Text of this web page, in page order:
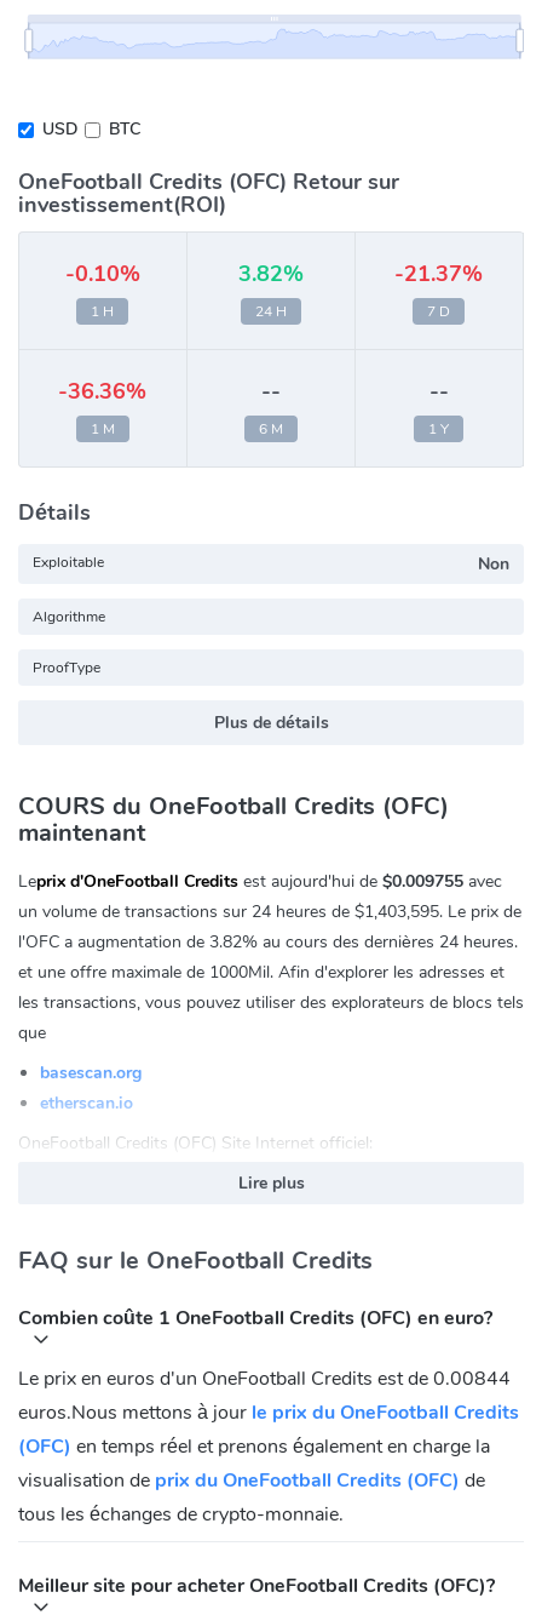
USD BTC
OneFootball Credits (OFC) Retour sur
investissement(ROI)
-0.10%
1 H
3.82%
24 H
-21.37%
7 D
-36.36%
1 M
--
6 M
--
1 Y
Détails
Exploitable Non
Algorithme
ProofType
Plus de détails
COURS du OneFootball Credits (OFC)
maintenant
Leprix d'OneFootball Credits est aujourd'hui de $0.009755 avec
un volume de transactions sur 24 heures de $1,403,595. Le prix de
l'OFC a augmentation de 3.82% au cours des dernières 24 heures.
et une offre maximale de 1000Mil. Afin d'explorer les adresses et
les transactions, vous pouvez utiliser des explorateurs de blocs tels
que
basescan.org
etherscan.io
OneFootball Credits (OFC) Site Internet officiel:
https://onefootball.com/en/home
FaceBook:https://www.facebook.com/OneFootball
Telegram:https://t.me/onefootballclub_official
Adresse contrat OneFootball Credits (OFC)
Ethereum:
0x9CB7A4EF0cAE65B07362bc679a0B874041E3da53
Base:0x752C5a95d202972E124390F30a50154409d3c858
Lire plus
FAQ sur le OneFootball Credits
Combien coûte 1 OneFootball Credits (OFC) en euro?
Le prix en euros d'un OneFootball Credits est de 0.00844
euros.Nous mettons à jour le prix du OneFootball Credits
(OFC) en temps réel et prenons également en charge la
visualisation de prix du OneFootball Credits (OFC) de
tous les échanges de crypto-monnaie.
Meilleur site pour acheter OneFootball Credits (OFC)?